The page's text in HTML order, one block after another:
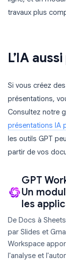
travaux plus
L’IA
Si vous créez
présentations,
Consultez notre
présentations IA
les outils GPT
partir de vos
GPT
Un
les
De Docs à
par Slides et
Workspace
l'analyse et